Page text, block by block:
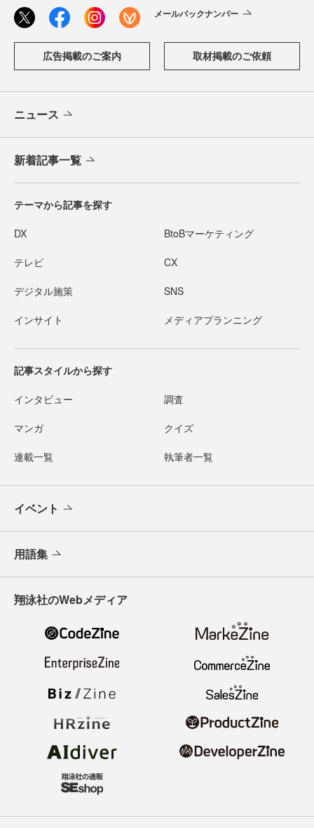
メールバックナンバー
広告掲載のご案内 取材掲載のご依頼
ニュース
新着記事一覧
テーマから記事を探す
DX BtoBマーケティング
テレビ CX
デジタル施策 SNS
インサイト メディアプランニング
記事スタイルから探す
インタビュー 調査
マンガ クイズ
連載一覧 執筆者一覧
イベント
用語集
翔泳社のWebメディア